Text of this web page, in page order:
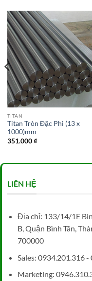
TITAN
Titan Tròn Đặc Phi (13 x
1000)mm
351.000₫
LIÊN HỆ
Địa chỉ: 133/14/1E
B, Quận Bình Tân,
700000
Sales: 0934.201.316
Marketing: